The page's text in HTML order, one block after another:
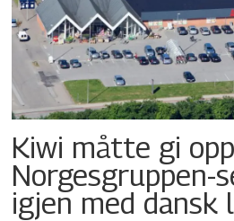
Kiwi måtte gi
Norgesgruppen-
igjen med dansk